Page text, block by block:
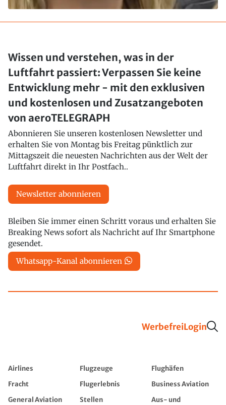
Wissen und verstehen, was in der
Luftfahrt passiert: Verpassen Sie keine
Entwicklung mehr - mit den exklusiven
und kostenlosen und Zusatzangeboten
von aeroTELEGRAPH
Abonnieren Sie unseren kostenlosen Newsletter und
erhalten Sie von Montag bis Freitag pünktlich zur
Mittagszeit die neuesten Nachrichten aus der Welt der
Luftfahrt direkt in Ihr Postfach..
Newsletter abonnieren
Bleiben Sie immer einen Schritt voraus und erhalten Sie
Breaking News sofort als Nachricht auf Ihr Smartphone
gesendet.
Whatsapp-Kanal abonnieren
WerbefreiLogin
Airlines Flugzeuge
Flughäfen
Fracht
Flugerlebnis
Business Aviation
General Aviation
Stellen
Aus- und